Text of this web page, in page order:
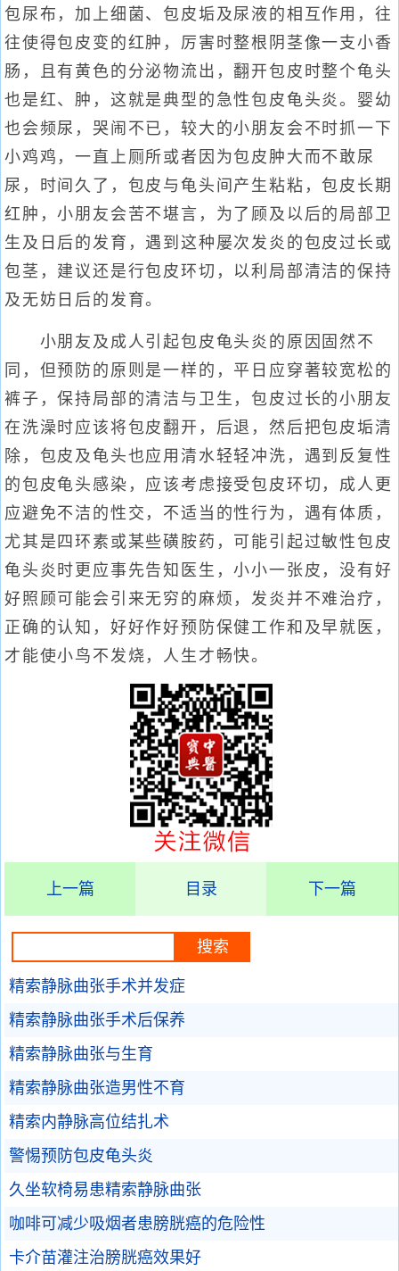
包尿布，加上细菌、包皮垢及尿液的相互作用，往
往使得包皮变的红肿，厉害时整根阴茎像一支小香
肠，且有黄色的分泌物流出，翻开包皮时整个龟头
也是红、肿，这就是典型的急性包皮龟头炎。婴幼
也会频尿，哭闹不已，较大的小朋友会不时抓一下
小鸡鸡，一直上厕所或者因为包皮肿大而不敢尿
尿，时间久了，包皮与龟头间产生粘粘，包皮长期
红肿，小朋友会苦不堪言，为了顾及以后的局部卫
生及日后的发育，遇到这种屡次发炎的包皮过长或
包茎，建议还是行包皮环切，以利局部清洁的保持
及无妨日后的发育。
小朋友及成人引起包皮龟头炎的原因固然不
同，但预防的原则是一样的，平日应穿著较宽松的
裤子，保持局部的清洁与卫生，包皮过长的小朋友
在洗澡时应该将包皮翻开，后退，然后把包皮垢清
除，包皮及龟头也应用清水轻轻冲洗，遇到反复性
的包皮龟头感染，应该考虑接受包皮环切，成人更
应避免不洁的性交，不适当的性行为，遇有体质，
尤其是四环素或某些磺胺药，可能引起过敏性包皮
龟头炎时更应事先告知医生，小小一张皮，没有好
好照顾可能会引来无穷的麻烦，发炎并不难治疗，
正确的认知，好好作好预防保健工作和及早就医，
才能使小鸟不发烧，人生才畅快。
上一篇 目录 下一篇
精索静脉曲张手术并发症
精索静脉曲张手术后保养
精索静脉曲张与生育
精索静脉曲张造男性不育
精索内静脉高位结扎术
警惕预防包皮龟头炎
久坐软椅易患精索静脉曲张
咖啡可减少吸烟者患膀胱癌的危险性
卡介苗灌注治膀胱癌效果好